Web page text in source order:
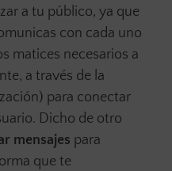
a tu público, ya que
con cada uno
matices necesarios a
a través de la
para conectar
Dicho de otro
mensajes para
que te